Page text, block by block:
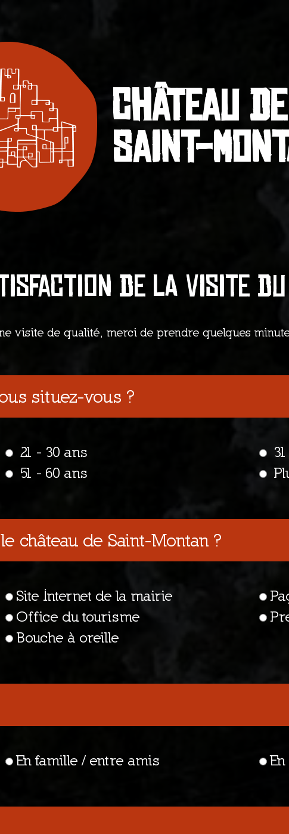
Château de
Saint-
de la visite
visite de qualité, merci de prendre quelques
situez-vous ?
21 - 30 ans
51 - 60 ans
château de Saint-Montan ?
Site Internet de la mairie
Office du tourisme
Bouche à oreille
En famille / entre amis